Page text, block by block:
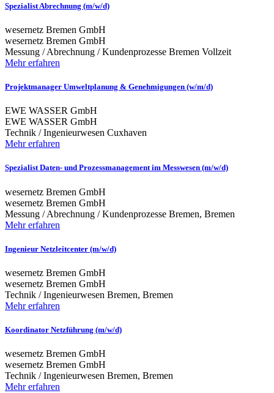
Spezialist Abrechnung (m/w/d)
wesernetz Bremen GmbH
wesernetz Bremen GmbH
Messung / Abrechnung / Kundenprozesse Bremen Vollzeit
Mehr erfahren
Projektmanager Umweltplanung & Genehmigungen (w/m/d)
EWE WASSER GmbH
EWE WASSER GmbH
Technik / Ingenieurwesen Cuxhaven
Mehr erfahren
Spezialist Daten- und Prozessmanagement im Messwesen (m/w/d)
wesernetz Bremen GmbH
wesernetz Bremen GmbH
Messung / Abrechnung / Kundenprozesse Bremen, Bremen
Mehr erfahren
Ingenieur Netzleitcenter (m/w/d)
wesernetz Bremen GmbH
wesernetz Bremen GmbH
Technik / Ingenieurwesen Bremen, Bremen
Mehr erfahren
Koordinator Netzführung (m/w/d)
wesernetz Bremen GmbH
wesernetz Bremen GmbH
Technik / Ingenieurwesen Bremen, Bremen
Mehr erfahren